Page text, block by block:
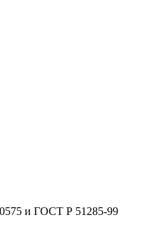
и ГОСТ Р 51285-99